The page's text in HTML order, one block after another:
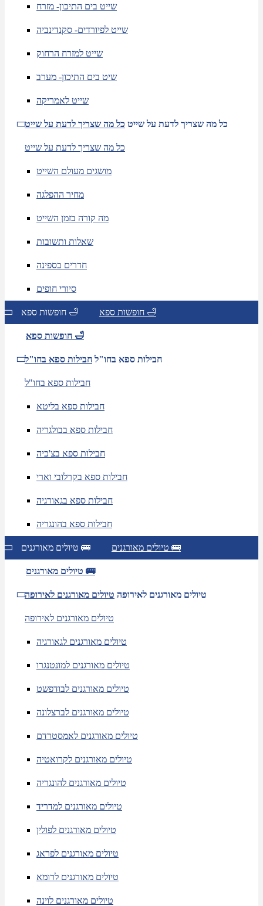
שייט בים התיכון- מזרח
שייט לפיורדים- סקנדינביה
שייט למזרח הרחוק
שיט בים התיכון- מערב
שייט לאמריקה
כל מה שצריך לדעת על שייט כל מה שצריך לדעת על שייט
כל מה שצריך לדעת על שייט
מושגים מעולם השייט
מחיר ההפלגה
מה קורה בזמן השייט
שאלות ותשובות
חדרים בספינה
סיורי חופים
חופשות ספא 🛁 חופשות ספא 🛁
חופשות ספא 🛁
חבילות ספא בחו"ל חבילות ספא בחו"ל
חבילות ספא בחו"ל
חבילות ספא בליטא
חבילות ספא בבולגריה
חבילות ספא בצ'כיה
חבילות ספא בקרלובי וארי
חבילות ספא בגאורגיה
חבילות ספא בהונגריה
טיולים מאורגנים 🚌 טיולים מאורגנים 🚌
טיולים מאורגנים 🚌
טיולים מאורגנים לאירופה טיולים מאורגנים לאירופה
טיולים מאורגנים לאירופה
טיולים מאורגנים לגאורגיה
טיולים מאורגנים למונטנגרו
טיולים מאורגנים לבודפשט
טיולים מאורגנים לברצלונה
טיולים מאורגנים לאמסטרדם
טיולים מאורגנים לקרואטיה
טיולים מאורגנים להונגריה
טיולים מאורגנים למדריד
טיולים מאורגנים לפולין
טיולים מאורגנים לפראג
טיולים מאורגנים לרומא
טיולים מאורגנים לוינה